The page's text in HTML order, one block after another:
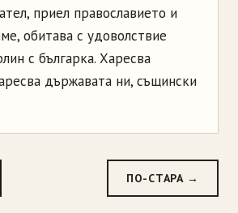
приел православието и
обитава с удоволствие
с българка. Харесва
държавата ни, същински
ПО-СТАРА →